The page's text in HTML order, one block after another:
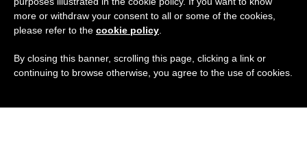
more or withdraw your consent to all or some of the cookies,
please refer to the cookie policy
By closing this banner, scrolling this page, clicking a link or
continuing to browse otherwise, you agree to the use of cookies.